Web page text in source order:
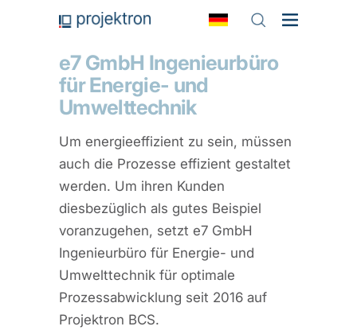
e7 GmbH Ingenieurbüro
für Energie- und
Umwelttechnik
Um energieeffizient zu sein, müssen
auch die Prozesse effizient gestaltet
werden. Um ihren Kunden
diesbezüglich als gutes Beispiel
voranzugehen, setzt e7 GmbH
Ingenieurbüro für Energie- und
Umwelttechnik für optimale
Prozessabwicklung seit 2016 auf
Projektron BCS.